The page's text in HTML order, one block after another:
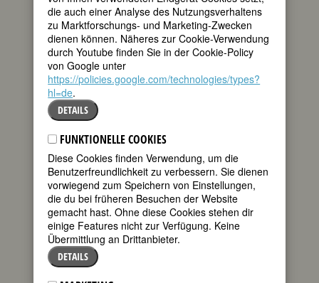
BIOGRAFIE
teilen
»Eene eenzige
Frau regeert dat
wunnerschöne
Land ganz alleen.
Oh ne, dat dörf
doch nicht sin!«
sagt ein älterer Mann kopfschüttelnd zu
Heide Simonis auf einer Veranstaltung
des Bauernverbandes, nachdem sie am
19. Mai 1993 überraschend
Ministerpräsidentin von Schleswig-
Holstein geworden ist.
Heide Simonis ist die einzige der
begabten SPD-Frauen der ersten
Nachkriegsgeneration, die es so weit
nach oben schafft: jüngste Abgeordnete
des Bundestages, einziges weibliches
Mitglied des Haushaltsausschusses,
die auch einer Analyse des Nutzungsverhaltens
zu Marktforschungs- und Marketing-Zwecken
dienen können. Näheres zur Cookie-Verwendung
durch Youtube finden Sie in der Cookie-Policy
von Google unter
https://policies.google.com/technologies/types?
hl=de.
DETAILS
FUNKTIONELLE COOKIES
Diese Cookies finden Verwendung, um die
Benutzerfreundlichkeit zu verbessern. Sie dienen
vorwiegend zum Speichern von Einstellungen,
die du bei früheren Besuchen der Website
gemacht hast. Ohne diese Cookies stehen dir
einige Features nicht zur Verfügung. Keine
Übermittlung an Drittanbieter.
DETAILS